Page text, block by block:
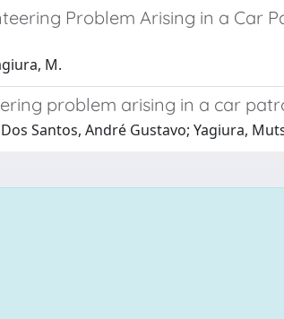
Problem Arising in a Car
M.
problem arising in a car
Santos, André Gustavo; Yagiura,